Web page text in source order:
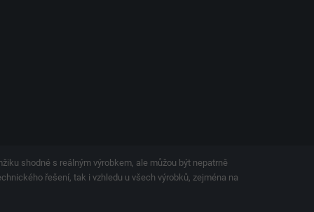
shodné s reálným výrobkem, ale můžou být nepatrně
řešení, tak i vzhledu u všech výrobků, zejména na